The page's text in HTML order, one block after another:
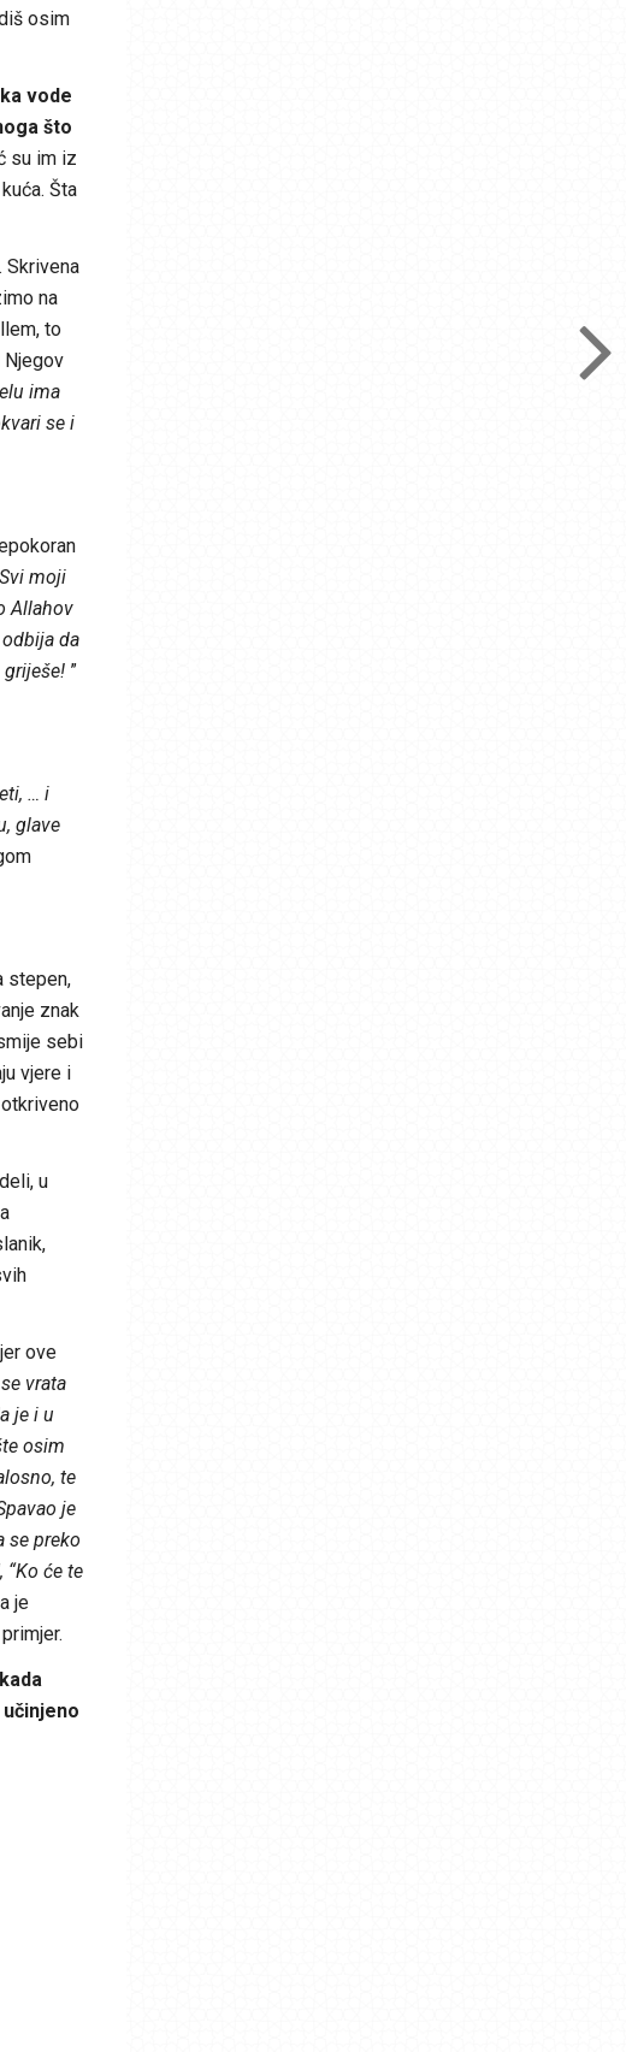
osim
vode
što
su im iz
Šta
Skrivena
na
to
Njegov
ima
se i
moji
Allahov
da
”
… i
glave
stepen,
znak
sebi
vjere i
u
ove
vrata
je i u
osim
te
je
se preko
će te
je